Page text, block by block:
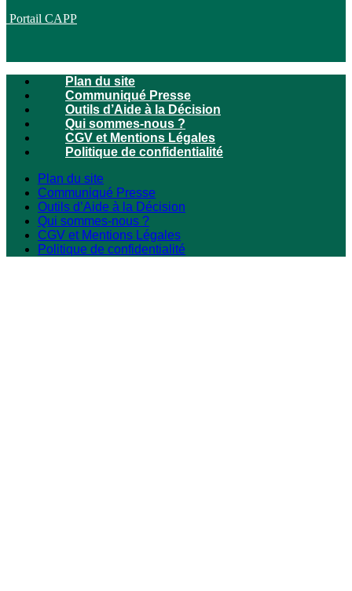
Portail CAPP
Plan du site
Communiqué Presse
Outils d’Aide à la Décision
Qui sommes-nous ?
CGV et Mentions Légales
Politique de confidentialité
Plan du site
Communiqué Presse
Outils d’Aide à la Décision
Qui sommes-nous ?
CGV et Mentions Légales
Politique de confidentialité